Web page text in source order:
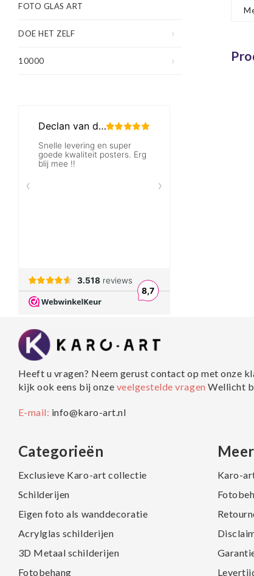
FOTO GLAS ART
DOE HET ZELF
10000
Heeft u vragen? Neem gerust contact op met onze
kijk ook eens bij onze veelgestelde vragenWellicht
E-mail: info@karo-art.nl
Categorieën
Exclusieve Karo-art collectie
Schilderijen
Eigen foto als wanddecoratie
Acrylglas schilderijen
3D Metaal schilderijen
Fotobehang
Karo-